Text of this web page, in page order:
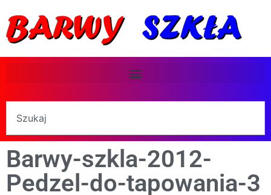
Barwy-szkla-2012-
Pedzel-do-tapowania-3